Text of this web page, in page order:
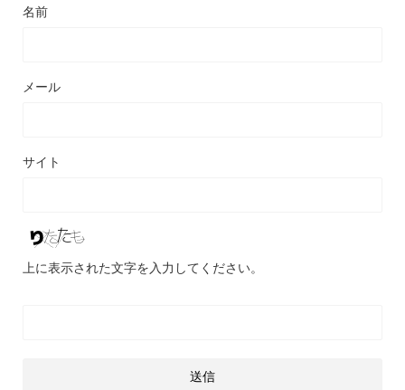
名前
メール
サイト
上に表示された文字を入力してください。